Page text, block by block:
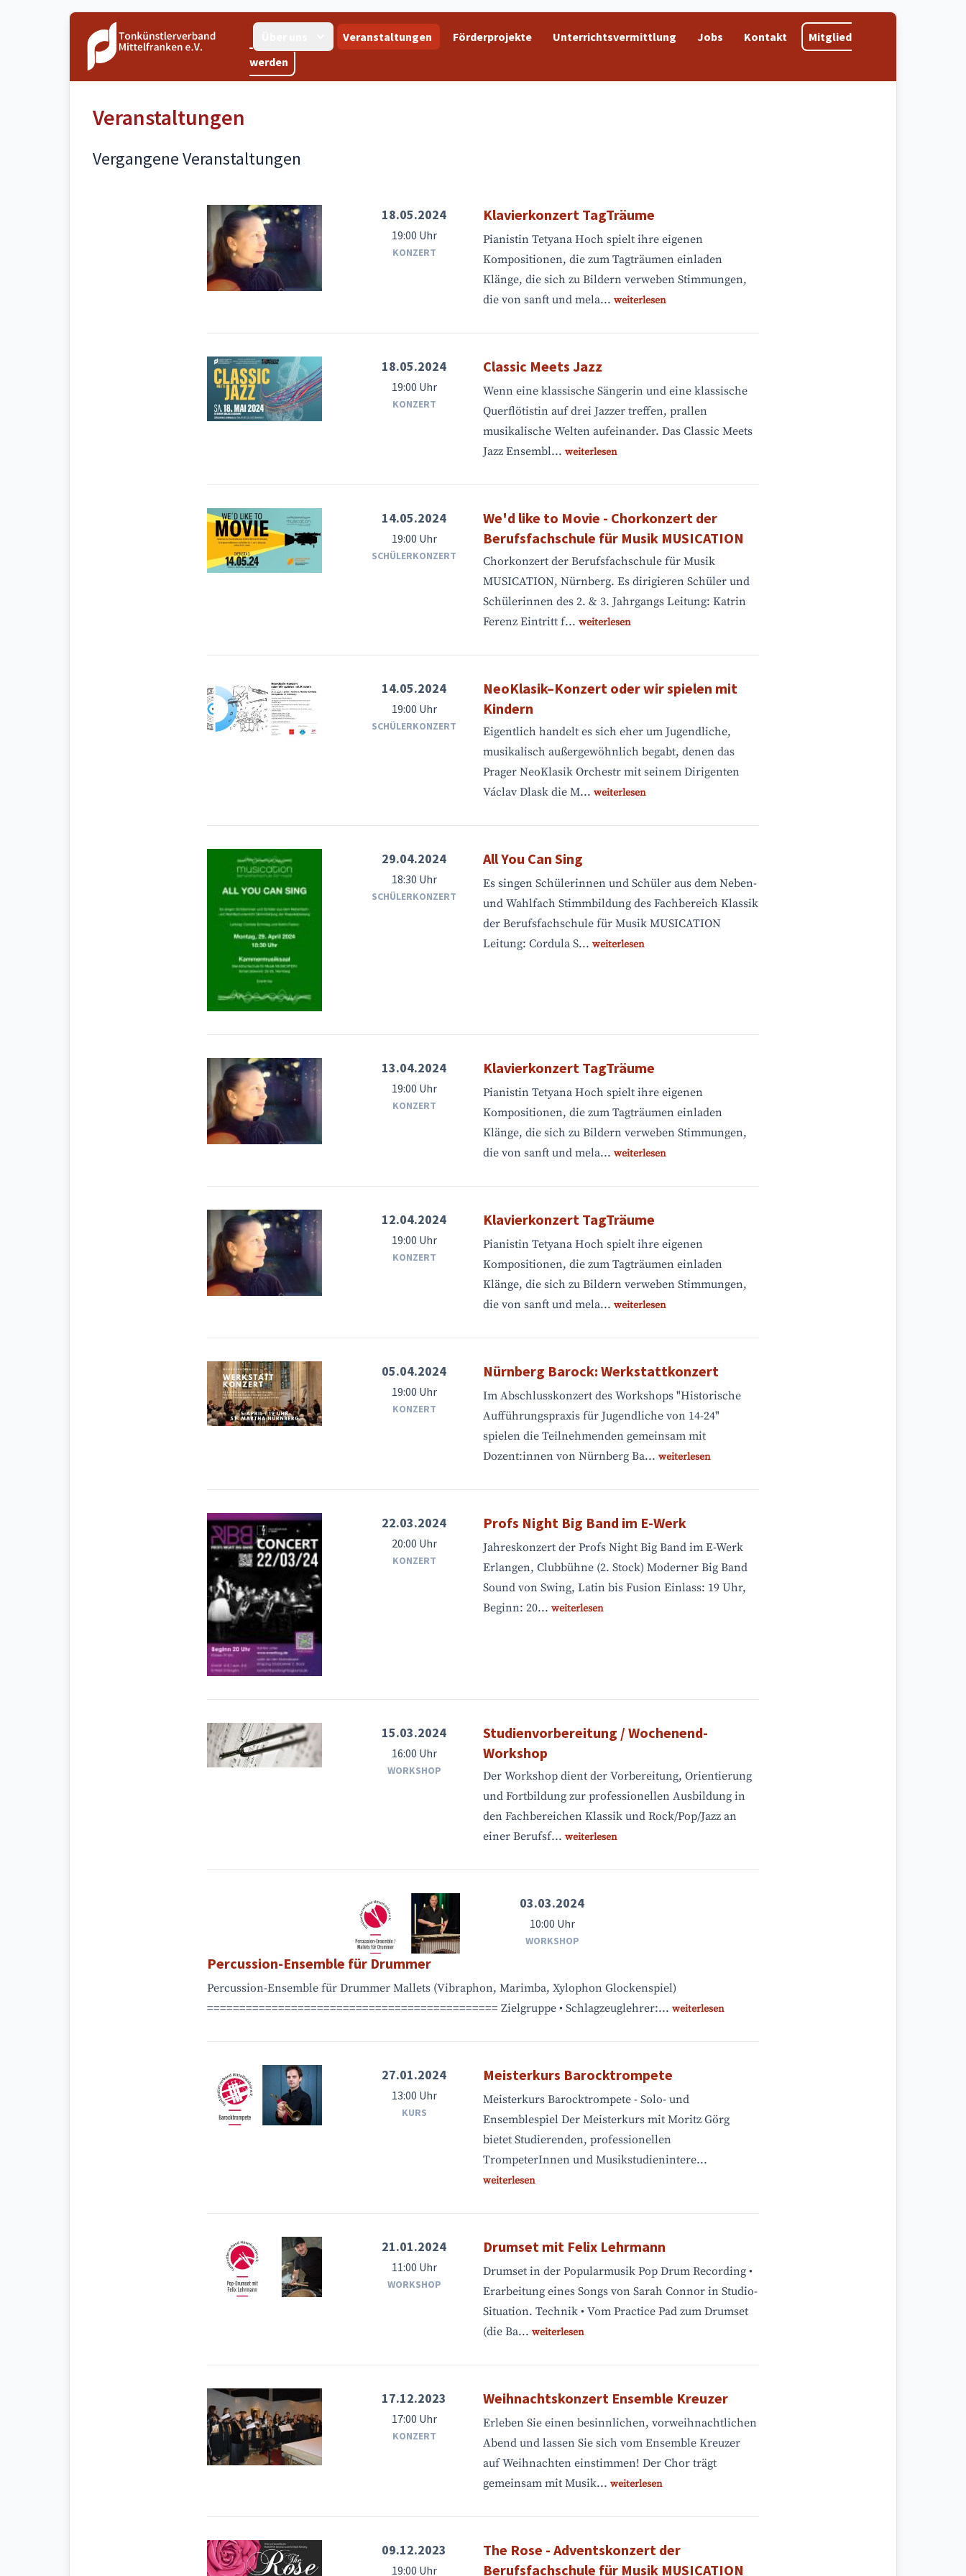
Veranstaltungen Förderprojekte Unterrichtsvermittlung Jobs Kontakt
Mitglied
werden
Veranstaltungen
Vergangene Veranstaltungen
18.05.2024
19:00 Uhr
KONZERT
Klavierkonzert TagTräume
Pianistin Tetyana Hoch spielt ihre eigenen
Kompositionen, die zum Tagträumen einladen
Klänge, die sich zu Bildern verweben Stimmungen,
die von sanft und mela... weiterlesen
18.05.2024
19:00 Uhr
KONZERT
Classic Meets Jazz
Wenn eine klassische Sängerin und eine klassische
Querflötistin auf drei Jazzer treffen, prallen
musikalische Welten aufeinander. Das Classic Meets
Jazz Ensembl... weiterlesen
14.05.2024
19:00 Uhr
SCHÜLERKONZERT
We'd like to Movie - Chorkonzert der
Berufsfachschule für Musik MUSICATION
Chorkonzert der Berufsfachschule für Musik
MUSICATION, Nürnberg. Es dirigieren Schüler und
Schülerinnen des 2. & 3. Jahrgangs Leitung: Katrin
Ferenz Eintritt f... weiterlesen
14.05.2024
19:00 Uhr
SCHÜLERKONZERT
NeoKlasik–Konzert oder wir spielen mit
Kindern
Eigentlich handelt es sich eher um Jugendliche,
musikalisch außergewöhnlich begabt, denen das
Prager NeoKlasik Orchestr mit seinem Dirigenten
Václav Dlask die M... weiterlesen
29.04.2024
18:30 Uhr
SCHÜLERKONZERT
All You Can Sing
Es singen Schülerinnen und Schüler aus dem Neben-
und Wahlfach Stimmbildung des Fachbereich Klassik
der Berufsfachschule für Musik MUSICATION
Leitung: Cordula S... weiterlesen
13.04.2024
19:00 Uhr
KONZERT
Klavierkonzert TagTräume
Pianistin Tetyana Hoch spielt ihre eigenen
Kompositionen, die zum Tagträumen einladen
Klänge, die sich zu Bildern verweben Stimmungen,
die von sanft und mela... weiterlesen
12.04.2024
19:00 Uhr
KONZERT
Klavierkonzert TagTräume
Pianistin Tetyana Hoch spielt ihre eigenen
Kompositionen, die zum Tagträumen einladen
Klänge, die sich zu Bildern verweben Stimmungen,
die von sanft und mela... weiterlesen
05.04.2024
19:00 Uhr
KONZERT
Nürnberg Barock: Werkstattkonzert
Im Abschlusskonzert des Workshops "Historische
Aufführungspraxis für Jugendliche von 14-24"
spielen die Teilnehmenden gemeinsam mit
Dozent:innen von Nürnberg Ba... weiterlesen
22.03.2024
20:00 Uhr
KONZERT
Profs Night Big Band im E-Werk
Jahreskonzert der Profs Night Big Band im E-Werk
Erlangen, Clubbühne (2. Stock) Moderner Big Band
Sound von Swing, Latin bis Fusion Einlass: 19 Uhr,
Beginn: 20... weiterlesen
15.03.2024
16:00 Uhr
WORKSHOP
Studienvorbereitung / Wochenend-
Workshop
Der Workshop dient der Vorbereitung, Orientierung
und Fortbildung zur professionellen Ausbildung in
den Fachbereichen Klassik und Rock/Pop/Jazz an
einer Berufsf... weiterlesen
03.03.2024
10:00 Uhr
WORKSHOP
Percussion-Ensemble für Drummer
Percussion-Ensemble für Drummer Mallets (Vibraphon, Marimba, Xylophon Glockenspiel)
============================================= Zielgruppe • Schlagzeuglehrer:... weiterlesen
27.01.2024
13:00 Uhr
KURS
Meisterkurs Barocktrompete
Meisterkurs Barocktrompete - Solo- und
Ensemblespiel Der Meisterkurs mit Moritz Görg
bietet Studierenden, professionellen
TrompeterInnen und Musikstudienintere...
weiterlesen
21.01.2024
11:00 Uhr
WORKSHOP
Drumset mit Felix Lehrmann
Drumset in der Popularmusik Pop Drum Recording •
Erarbeitung eines Songs von Sarah Connor in Studio-
Situation. Technik • Vom Practice Pad zum Drumset
(die Ba... weiterlesen
17.12.2023
17:00 Uhr
KONZERT
Weihnachtskonzert Ensemble Kreuzer
Erleben Sie einen besinnlichen, vorweihnachtlichen
Abend und lassen Sie sich vom Ensemble Kreuzer
auf Weihnachten einstimmen! Der Chor trägt
gemeinsam mit Musik... weiterlesen
09.12.2023
19:00 Uhr
The Rose - Adventskonzert der
Berufsfachschule für Musik MUSICATION